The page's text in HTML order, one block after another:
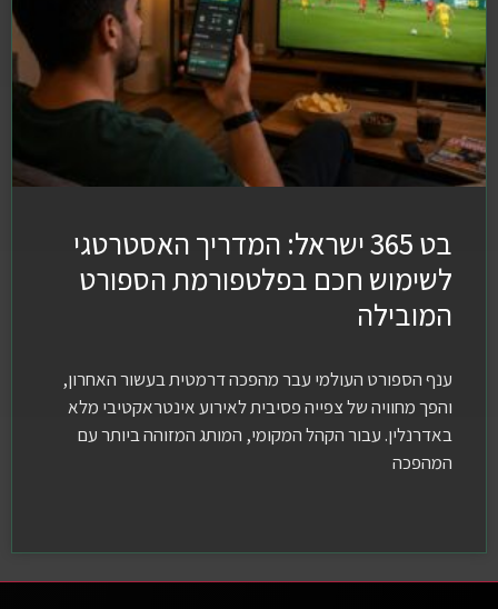
בט 365 ישראל: המדריך האסטרטגי
לשימוש חכם בפלטפורמת הספורט
המובילה
ענף הספורט העולמי עבר מהפכה דרמטית בעשור האחרון,
והפך מחוויה של צפייה פסיבית לאירוע אינטראקטיבי מלא
באדרנלין. עבור הקהל המקומי, המותג המזוהה ביותר עם
המהפכה